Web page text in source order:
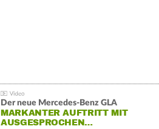
Der neue Mercedes-Benz GLA
MARKANTER AUFTRITT MIT
AUSGESPROCHEN…